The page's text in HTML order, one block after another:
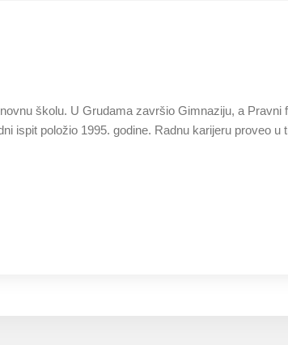
školu. U Grudama završio Gimnaziju, a Pravni
ispit položio 1995. godine. Radnu karijeru proveo u